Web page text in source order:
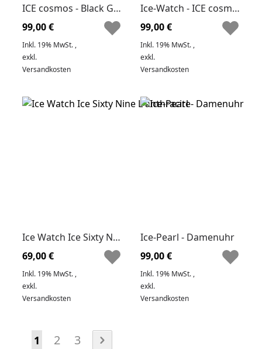
ICE cosmos - Black Gold
99,00 €
Inkl. 19% MwSt. ,
exkl.
Versandkosten
Ice-Watch - ICE cosmos - 016299 - Pink - Small
99,00 €
Inkl. 19% MwSt. ,
exkl.
Versandkosten
Ice Watch Ice Sixty Nine L anthracite
69,00 €
Inkl. 19% MwSt. ,
exkl.
Versandkosten
Ice-Pearl - Damenuhr
99,00 €
Inkl. 19% MwSt. ,
exkl.
Versandkosten
SeiteSie lesen gerade die Seite
1 Seite
2 Seite
3 Seite